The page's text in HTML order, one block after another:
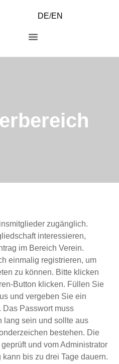
DE/EN
zugänglich.
interessieren,
im Bereich Verein.
einmalig registrieren, um
zu können. Bitte klicken
Button klicken. Füllen Sie
und vergeben Sie ein
Das Passwort muss
lang sein und sollte aus
bestehen. Die
und vom Administrator
bis zu drei Tage dauern.